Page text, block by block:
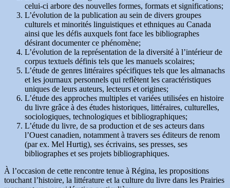
celui-ci arbore des nouvelles formes, formats et significations;
L’évolution de la publication au sein de divers groupes
culturels et minorités linguistiques et ethniques au Canada
ainsi que les défis auxquels font face les bibliographes
désirant documenter ce phénomène;
L’évolution de la représentation de la diversité à l’intérieur de
corpus textuels définis tels que les manuels scolaires;
L’étude de genres littéraires spécifiques tels que les almanachs
et les journaux personnels qui reflètent les caractéristiques
uniques de leurs auteurs, lecteurs et origines;
L’étude des approches multiples et variées utilisées en histoire
du livre grâce à des études historiques, littéraires, culturelles,
sociologiques, technologiques et bibliographiques;
L’étude du livre, de sa production et de ses acteurs dans
l’Ouest canadien, notamment à travers ses éditeurs de renom
(par ex. Mel Hurtig), ses écrivains, ses presses, ses
bibliographes et ses projets bibliographiques.
À l’occasion de cette rencontre tenue à Régina, les propositions
touchant l’histoire, la littérature et la culture du livre dans les Prairies